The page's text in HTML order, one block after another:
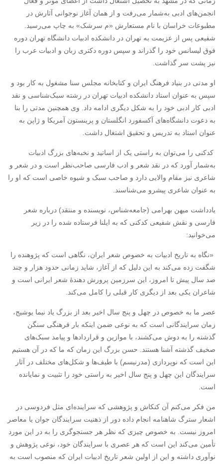
انجمن‌های ادبی به‌شمار می‌رفت و از‌‌ همان آغاز نوجوانی آثارش در
مطبوعات خراسان با نام مستعارش «م سرشک» به چاپ می‌رسید.
شفیعی پس از عزیمت به تهران در دانشکده ادبیات دانشگاه تهران دوره
فوق لیسانس خود را گذراند و سپس دوره دکتری زبان و ادبیات عرب را
نیز پشت سر گذاشت.
او مدتی در بنیاد فرهنگ ایران و کتابخانه مجلس سنا مشغول به کار بود و
سپس به عنوان استاد دانشکده ادبیات تهران در رشته سبک‌شناسی و نقد
ادبی کار ادبی خود را به شکل دیگری ادامه داد. وی همچنین مدتی را بنا
به دعوت دانشگاه‌های آکسفورد انگلستان و پرینستون آمریکا و ژاپن به
عنوان استاد به تدریس و تحقیق اشتغال داشت.
کدکنی را می‌توان به راستی یک از اساتید و نخبه‌های بزرگ ادبیات
به‌شمار آورد که در نقد شعر و ادب فارسی صاحب‌نظر است و در شعر و
شاعری نیز مقام والایی دارد و صاحب سبک و شیوه خاصی است که او را
به عنوان شاعری پیشرو می‌شناسند.
یادداشت میهن بهرامی (جامعه‌شناس، نویسنده و منتقد) درباره شعر
فارسی و نقش شفیعی کدکنی که به ایلنا فرستاده شده را در زیر
می‌خوانید:
«نگاه به تاریخ ادبیات به خصوص شعر ایران، نگاهی است که پژوهنده را
شگفت زده می‌کند به این دلیل که از آغاز، شاید زمانی حدود هزار و چند
صد سال پیش تا امروز، این سرزمین پرورش دهندهٔ شعر ایرانی است و
شاعران یکی بعد از دیگری کار قبلی را کامل می‌کند.
عصر ما به خصوص در چهل و پنج سال اخیر بعد از بزرگ یاد نیما یوشیج،
زمان سرایندگانی است که به نوعی ضمن اینکه بار فرهنگی سنگن
گذشته را به دوش می‌کشند، با موازین و قرارداد‌ها و پیامد سبک‌های
صخیف گذشته آشنا هستند. حسن بزرگ این زمان که ما که در آن هستیم
این است که نو‌پردازی (مدرنیسم) با طیف‌ها و شکل‌های مختلف در آثار
سرایندگان این چهل و پنج سال اخیر به راستی خود را تثبیت و نمایانده
است.
من فکر می‌کنم آن کنکاش و پژوهشی که سراینده‌ای مثل فردوسی در
اشعار سترگ شاهنامه انجام داده دور از ذهنیت سرایندگان جوان یا معاصر
امروز نیست. به خصوص چیزی که نظر هر جستجوگری را به در این مورد
تأمین می‌کند این است که هر عصری با سرایندگان خود، نوعی پژوهش و
نوآوری داشته و این از اولین شعر تاریخ ادبیات ایران که منصوب است به